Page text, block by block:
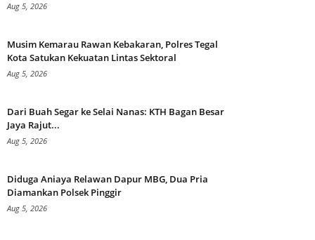
Aug 5, 2026
Musim Kemarau Rawan Kebakaran, Polres Tegal
Kota Satukan Kekuatan Lintas Sektoral
Aug 5, 2026
Dari Buah Segar ke Selai Nanas: KTH Bagan Besar
Jaya Rajut...
Aug 5, 2026
Diduga Aniaya Relawan Dapur MBG, Dua Pria
Diamankan Polsek Pinggir
Aug 5, 2026